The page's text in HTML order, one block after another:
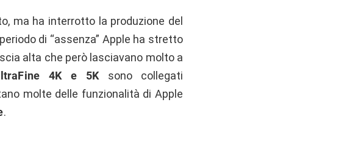
ma ha interrotto la produzione del
di “assenza” Apple ha stretto
alta che però lasciavano molto a
4K e 5Ksono collegati
molte delle funzionalità di Apple
.